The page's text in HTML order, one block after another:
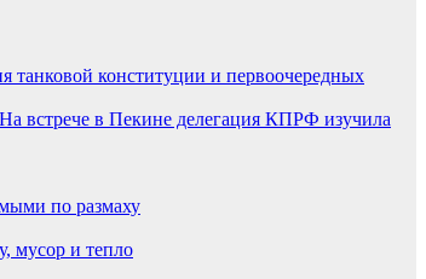
танковой конституции и первоочередных
встрече в Пекине делегация КПРФ изучила
по размаху
мусор и тепло